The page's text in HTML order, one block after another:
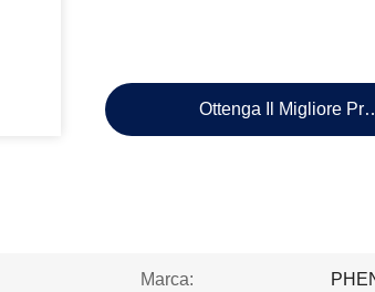
Ottenga Il Migliore
Marca: